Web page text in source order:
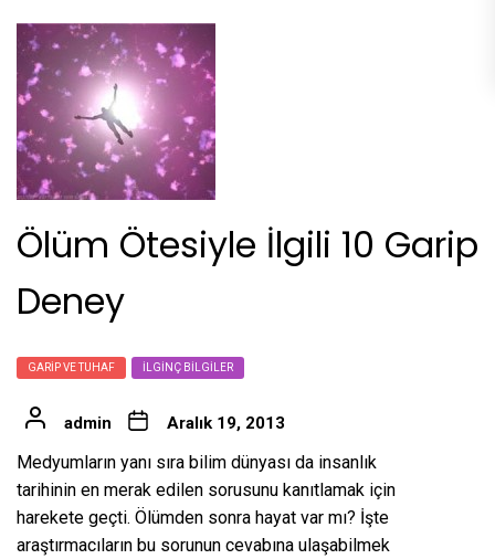
Ölüm Ötesiyle İlgili 10 Garip
Deney
GARIP VE TUHAF İLGINÇ BILGILER
admin Aralık 19, 2013
Medyumların yanı sıra bilim dünyası da insanlık
tarihinin en merak edilen sorusunu kanıtlamak için
harekete geçti. Ölümden sonra hayat var mı? İşte
araştırmacıların bu sorunun cevabına ulaşabilmek